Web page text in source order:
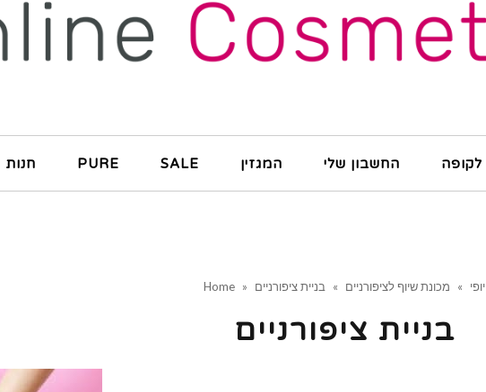
חנות PURE SALE המגזין החשבון שלי לקופה
Home » יופי » מכונת שיוף לציפורניים » בניית ציפורניים
בניית ציפורניים